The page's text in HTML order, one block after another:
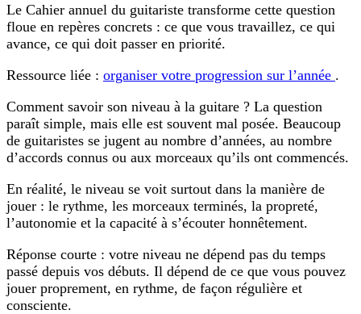
Le Cahier annuel du guitariste transforme cette question
floue en repères concrets : ce que vous travaillez, ce qui
avance, ce qui doit passer en priorité.
Ressource liée : organiser votre progression sur l’année .
Comment savoir son niveau à la guitare ? La question
paraît simple, mais elle est souvent mal posée. Beaucoup
de guitaristes se jugent au nombre d’années, au nombre
d’accords connus ou aux morceaux qu’ils ont commencés.
En réalité, le niveau se voit surtout dans la manière de
jouer : le rythme, les morceaux terminés, la propreté,
l’autonomie et la capacité à s’écouter honnêtement.
Réponse courte : votre niveau ne dépend pas du temps
passé depuis vos débuts. Il dépend de ce que vous pouvez
jouer proprement, en rythme, de façon régulière et
consciente.